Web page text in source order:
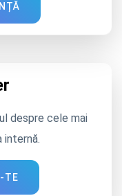
despre cele mai
internă.
TE